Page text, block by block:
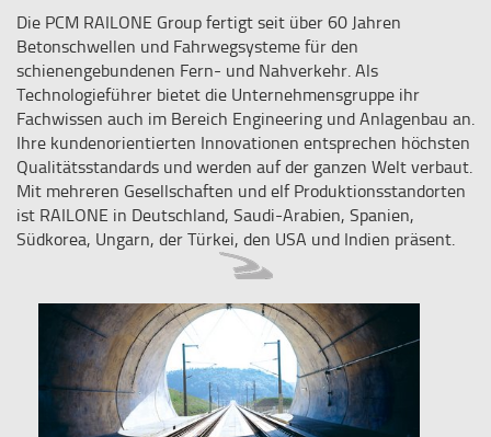
Die PCM RAILONE Group fertigt seit über 60 Jahren
Betonschwellen und Fahrwegsysteme für den
schienengebundenen Fern- und Nahverkehr. Als
Technologieführer bietet die Unternehmensgruppe ihr
Fachwissen auch im Bereich Engineering und Anlagenbau an.
Ihre kundenorientierten Innovationen entsprechen höchsten
Qualitätsstandards und werden auf der ganzen Welt verbaut.
Mit mehreren Gesellschaften und elf Produktionsstandorten
ist RAILONE in Deutschland, Saudi-Arabien, Spanien,
Südkorea, Ungarn, der Türkei, den USA und Indien präsent.